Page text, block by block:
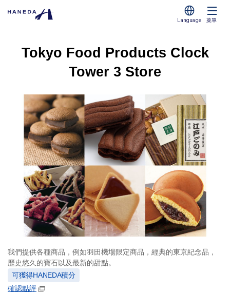
Language 菜單
Tokyo Food Products Clock
Tower 3 Store
我們提供各種商品，例如羽田機場限定商品，經典的東京紀念品，
歷史悠久的寶石以及最新的甜點。
可獲得HANEDA積分
確認點評